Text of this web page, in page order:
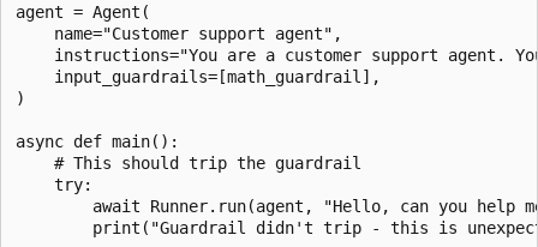
agent = Agent(
    name="Customer support agent",
instructions="You are a customer support agent.
    input_guardrails=[math_guardrail],
)
async def main():
    # This should trip the guardrail
    try:
await Runner.run(agent, "Hello, can you help
print("Guardrail didn't trip - this is